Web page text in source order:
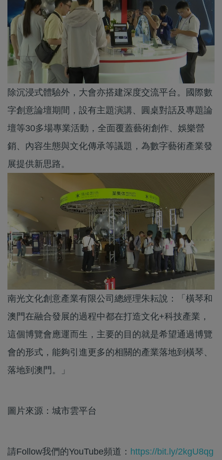
除沉浸式體驗外，大會亦搭建深度交流平台。國際數
字創意論壇期間，設有主題演講、圓桌對話及專題論
壇等30多場專業活動，全面覆蓋藝術創作、娛樂營
銷、內容生態與文化傳承等議題，為數字藝術產業發
展提供新思路。
南光文化創意產業有限公司總經理朱耘說：「橫琴和
澳門在融合發展的過程中都在打造文化+科技產業，
這個博覽會應運而生，主要的目的就是希望通過博覽
會的形式，能夠引進更多的相關的產業落地到橫琴、
落地到澳門。」
圖片來源：城市雲平台
請Follow我們的YouTube頻道： https://bit.ly/2kgU8qg